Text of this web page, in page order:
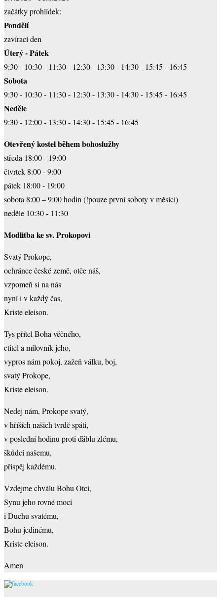
začátky prohlídek:
Pondělí
zavírací den
Úterý - Pátek
9:30 - 10:30 - 11:30 - 12:30 - 13:30 - 14:30 - 15:45 - 16:45
Sobota
9:30 - 10:30 - 11:30 - 12:30 - 13:30 - 14:30 - 15:45 - 16:45
Neděle
9:30 - 12:00 - 13:30 - 14:30 - 15:45 - 16:45
Otevřený kostel během bohoslužby
středa 18:00 - 19:00
čtvrtek 8:00 - 9:00
pátek 18:00 - 19:00
sobota 8:00 – 9:00 hodin (!pouze první soboty v měsíci)
neděle 10:30 - 11:30
Modlitba ke sv. Prokopovi
Svatý Prokope,
ochránce české země, otče náš,
vzpomeň si na nás
nyní i v každý čas,
Kriste eleison.
Tys přítel Boha věčného,
ctitel a milovník jeho,
vypros nám pokoj, zažeň válku, boj,
svatý Prokope,
Kriste eleison.
Nedej nám, Prokope svatý,
v hříších našich tvrdě spáti,
v poslední hodinu proti ďáblu zlému,
škůdci našemu,
přispěj každému.
Vzdejme chválu Bohu Otci,
Synu jeho rovné moci
i Duchu svatému,
Bohu jedinému,
Kriste eleison.
Amen